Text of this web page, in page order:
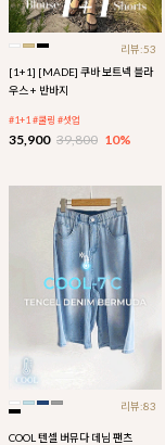
리뷰:53
[1+1] [MADE] 쿠바 보트넥 블라
우스 + 반바지
#1+1 #쿨링 #셋업
35,900 39,800 10%
리뷰:83
COOL 텐셀 버뮤다 데님 팬츠